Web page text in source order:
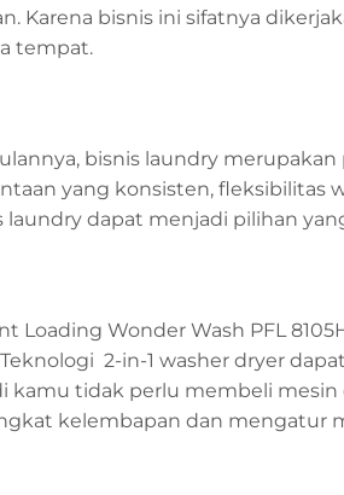
Karena bisnis ini sifatnya
tempat.
bisnis laundry
yang konsisten, fleksibilitas
laundry dapat menjadi pilihan
Loading Wonder Wash PFL
2-in-1 washer dryer
kamu tidak perlu membeli
kelembapan dan mengatur